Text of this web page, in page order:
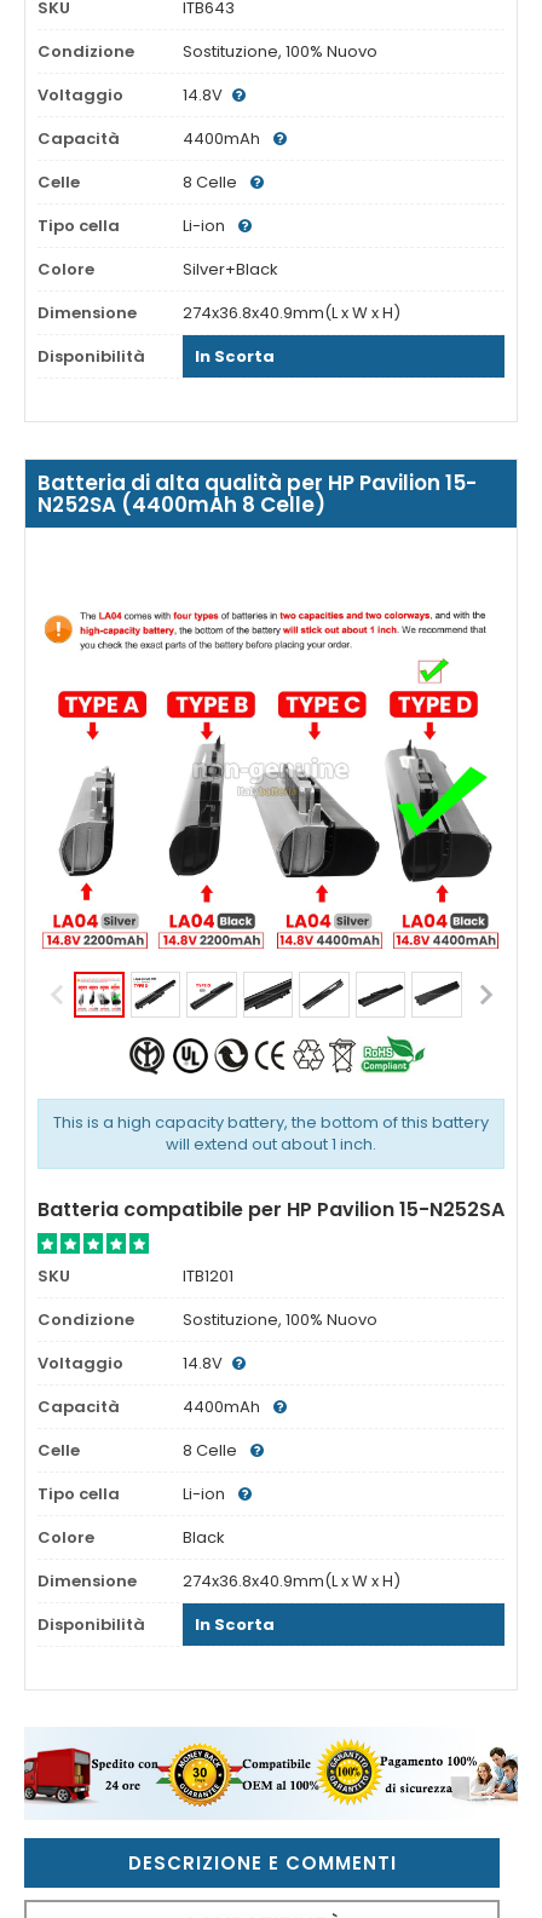
SKU
ITB643
Condizione
Sostituzione, 100% Nuovo
Voltaggio
14.8V
Capacità
4400mAh
Celle
8 Celle
Tipo cella
Li-ion
Colore
Silver+Black
Dimensione
274x36.8x40.9mm(L x W x H)
Disponibilità
In Scorta
Batteria di alta qualità per HP Pavilion 15-
N252SA (4400mAh 8 Celle)
This is a high capacity battery, the bottom of this battery
will extend out about 1 inch.
Batteria compatibile per HP Pavilion 15-N252SA
SKU
ITB1201
Condizione
Sostituzione, 100% Nuovo
Voltaggio
14.8V
Capacità
4400mAh
Celle
8 Celle
Tipo cella
Li-ion
Colore
Black
Dimensione
274x36.8x40.9mm(L x W x H)
Disponibilità
In Scorta
DESCRIZIONE E COMMENTI